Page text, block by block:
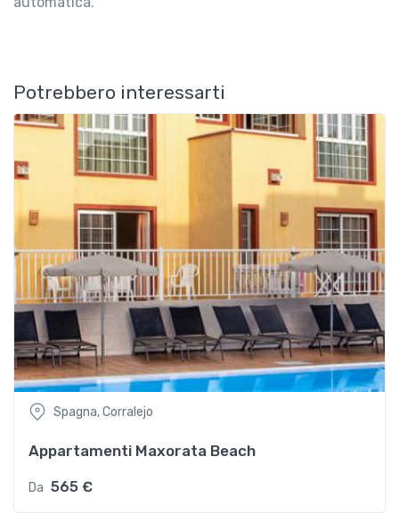
Potrebbero interessarti
Spagna, Corralejo
Appartamenti Maxorata Beach
Da 565 €